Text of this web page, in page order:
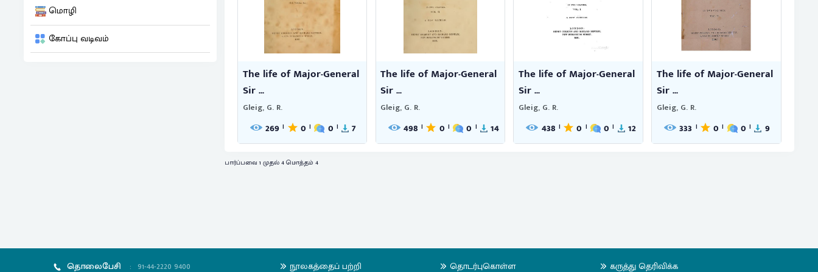
மொழி
கோப்பு வடிவம்
The life of Major-General
Sir ...
Gleig, G. R.
269 | 0 | 0 | 7
The life of Major-General
Sir ...
Gleig, G. R.
498 | 0 | 0 | 14
The life of Major-General
Sir ...
Gleig, G. R.
438 | 0 | 0 | 12
The life of Major-General
Sir ...
Gleig, G. R.
333 | 0 | 0 | 9
பார்ப்பவை 1 முதல் 4 மொத்தம் 4
தொலைபேசி : 91-44-2220 9400 நூலகத்தைப் பற்றி தொடர்புகொள்ள கருத்து தெரிவிக்க